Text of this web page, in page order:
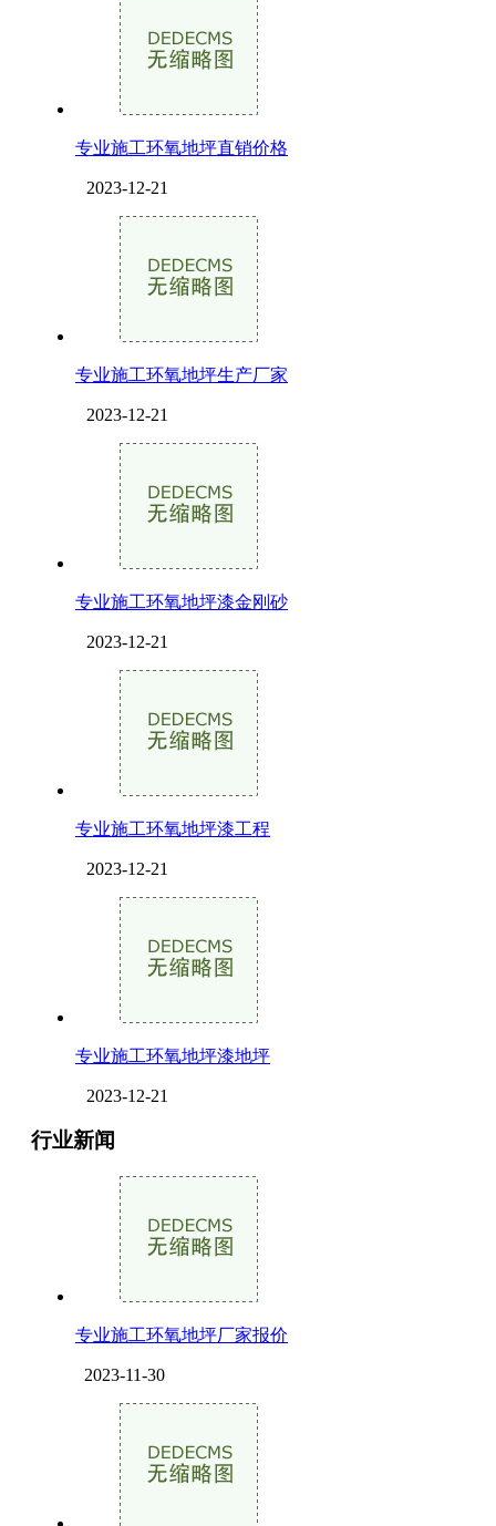
专业施工环氧地坪直销价格
2023-12-21
专业施工环氧地坪生产厂家
2023-12-21
专业施工环氧地坪漆金刚砂
2023-12-21
专业施工环氧地坪漆工程
2023-12-21
专业施工环氧地坪漆地坪
2023-12-21
行业新闻
专业施工环氧地坪厂家报价
2023-11-30